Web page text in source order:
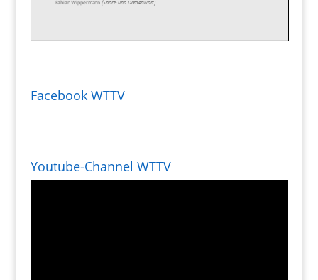
Facebook WTTV
Youtube-Channel WTTV